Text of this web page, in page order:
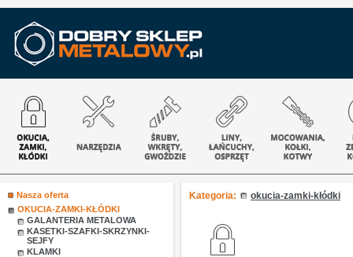
Nasza oferta
OKUCIA-ZAMKI-KŁÓDKI
GALANTERIA METALOWA
KASETKI-SZAFKI-SKRZYNKI-
SEJFY
KLAMKI
Kategoria: okucia-zamki-kłódki